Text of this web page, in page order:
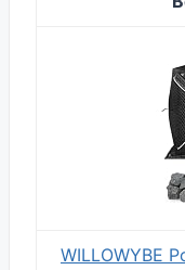
WILLOWYBE